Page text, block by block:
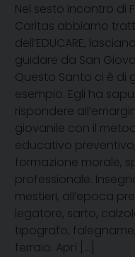
Nel sesto incontro di
Caritas abbiamo
dell’EDUCARE,
guidare da San
Questo Santo ci è di
esempio. Egli ha
rispondere
giovanile con il
educativo
formazione morale,
professionale.
mestieri, all’epoca
legatore, sarto,
tipografo,
ferraio. Aprì […]